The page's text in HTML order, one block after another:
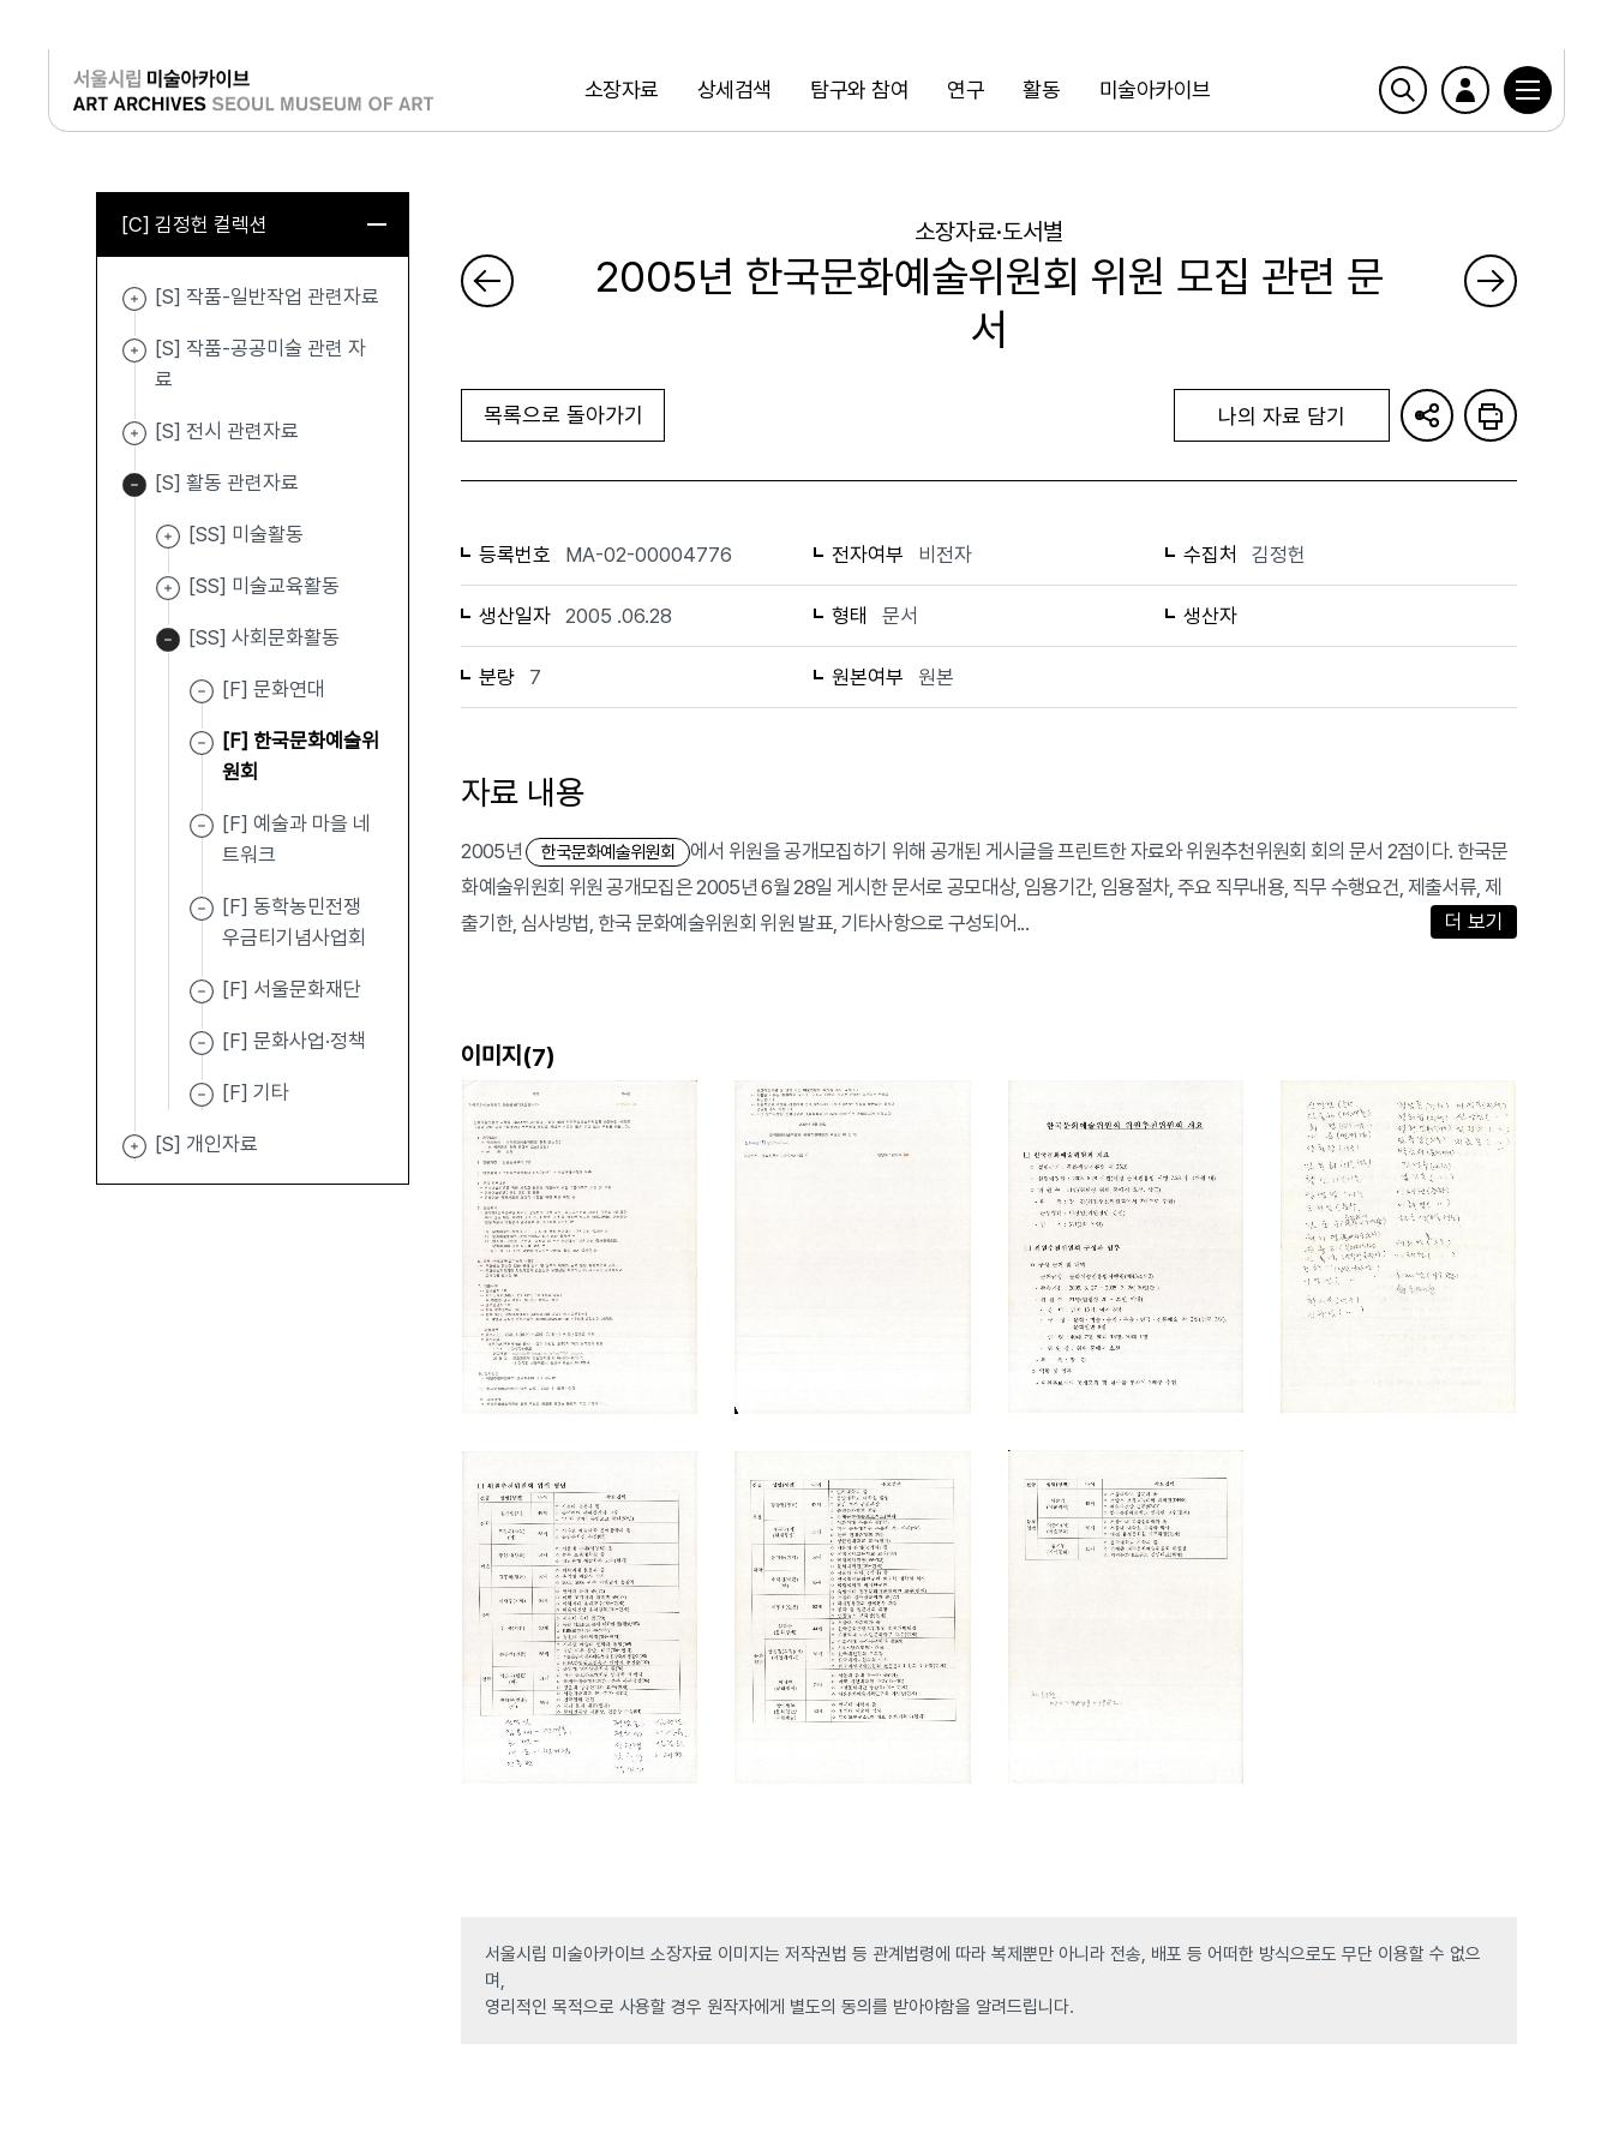
소장자료 상세검색 탐구와 참여 연구 활동 미술아카이브
검색
로그인
[C] 김정헌 컬렉션
[S] 작품-일반작업 관련자료
[S] 작품-공공미술 관련 자
료
[S] 전시 관련자료
[S] 활동 관련자료
[SS] 미술활동
[SS] 미술교육활동
[SS] 사회문화활동
[F] 문화연대
[F] 한국문화예술위
원회
[F] 예술과 마을 네
트워크
[F] 동학농민전쟁
우금티기념사업회
[F] 서울문화재단
[F] 문화사업·정책
[F] 기타
[S] 개인자료
소장자료·도서별
2005년 한국문화예술위원회 위원 모집 관련 문
서
목록으로 돌아가기 나의 자료 담기
등록번호 MA-02-00004776 전자여부 비전자 수집처 김정헌
생산일자 2005 .06.28 형태 문서 생산자
분량 7 원본여부 원본
자료 내용
2005년 한국문화예술위원회
에서 위원을 공개모집하기 위해 공개된 게시글을 프린트한 자료와 위원추천위원회 회의 문서 2점이다. 한국문
화예술위원회 위원 공개모집은 2005년 6월 28일 게시한 문서로 공모대상, 임용기간, 임용절차, 주요 직무내용, 직무 수행요건, 제출서류, 제
출기한, 심사방법, 한국 문화예술위원회 위원 발표, 기타사항으로 구성되어...
더 보기
이미지(7)
서울시립 미술아카이브 소장자료 이미지는 저작권법 등 관계법령에 따라 복제뿐만 아니라 전송, 배포 등 어떠한 방식으로도 무단 이용할 수 없으
며,
영리적인 목적으로 사용할 경우 원작자에게 별도의 동의를 받아야함을 알려드립니다.